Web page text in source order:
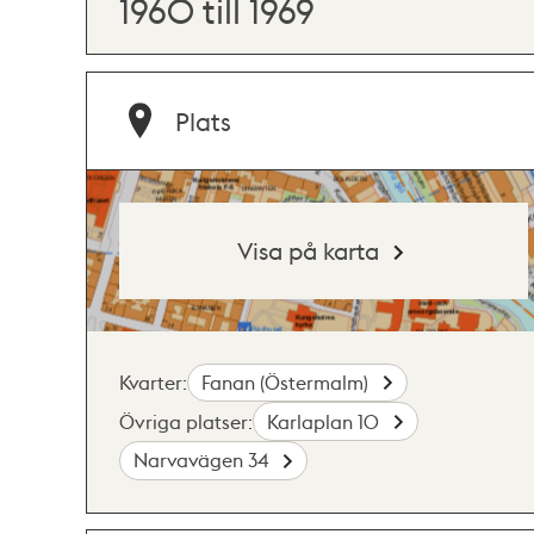
1960 till 1969
Plats
Visa på karta
Kvarter:
Fanan (Östermalm)
Övriga platser:
Karlaplan 10
Narvavägen 34